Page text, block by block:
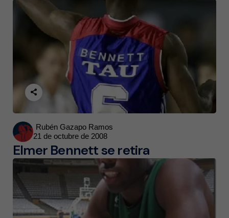
Posted
by
Rubén Gazapo Ramos
21 de octubre de 2008
Elmer Bennett se retira